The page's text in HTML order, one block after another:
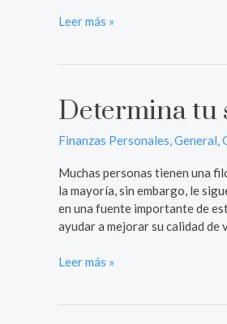
Leer más »
Determina tu
Finanzas Personales,General,
Muchas personas tienen una
la mayoría, sin embargo, le
en una fuente importante de
ayudar a mejorar su calidad de
Determina
tu
situación
actual
Leer más »